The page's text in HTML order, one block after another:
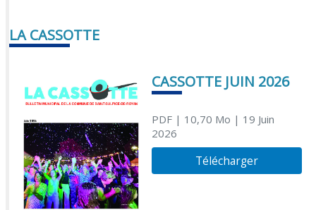
LA CASSOTTE
CASSOTTE JUIN 2026
PDF| 10,70 Mo | 19 Juin
2026
Télécharger